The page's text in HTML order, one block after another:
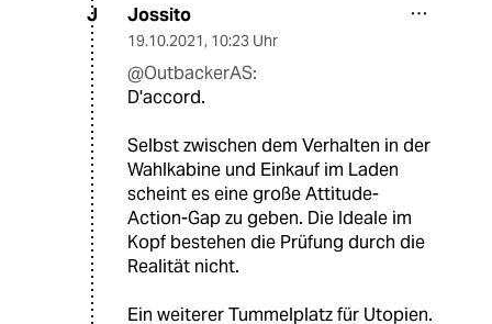
J Jossito
19.10.2021, 10:23 Uhr
@OutbackerAS:
D'accord.
Selbst zwischen dem Verhalten in der
Wahlkabine und Einkauf im Laden
scheint es eine große Attitude-
Action-Gap zu geben. Die Ideale im
Kopf bestehen die Prüfung durch die
Realität nicht.
Ein weiterer Tummelplatz für Utopien.